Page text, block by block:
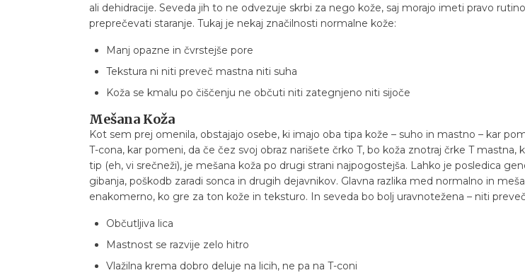
ali dehidracije. Seveda jih to ne odvezuje skrbi za nego kože, saj morajo imeti pravo
preprečevati staranje. Tukaj je nekaj značilnosti normalne kože:
Manj opazne in čvrstejše pore
Tekstura ni niti preveč mastna niti suha
Koža se kmalu po čiščenju ne občuti niti zategnjeno niti sijoče
Mešana Koža
Kot sem prej omenila, obstajajo osebe, ki imajo oba tipa kože – suho in mastno – kar
T-cona, kar pomeni, da če čez svoj obraz narišete črko T, bo koža znotraj črke T
tip (eh, vi srečneži), je mešana koža po drugi strani najpogostejša. Lahko je posledica
gibanja, poškodb zaradi sonca in drugih dejavnikov. Glavna razlika med normalno in
enakomerno, ko gre za ton kože in teksturo. In seveda bo bolj uravnotežena – niti
Občutljiva lica
Mastnost se razvije zelo hitro
Vlažilna krema dobro deluje na licih, ne pa na T-coni